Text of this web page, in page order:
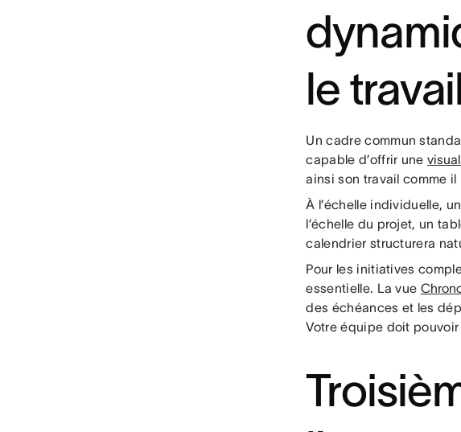
le
Un cadre commun
capable d’offrir une
ainsi son travail comme il
À l’échelle individuelle,
l’échelle du projet, un
calendrier structurera
Pour les initiatives
essentielle. La vue
des échéances et les
Votre équipe doit pouvoir